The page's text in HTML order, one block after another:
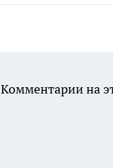
Комментарии на